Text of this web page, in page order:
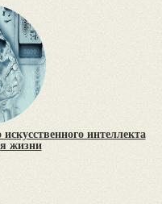
интеллекта
жизни